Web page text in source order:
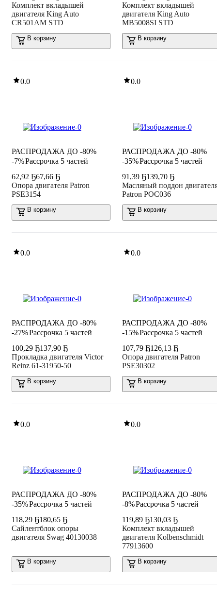
Комплект вкладышей
двигателя King Auto
CR501AM STD
В корзину
Комплект вкладышей
двигателя King Auto
MB5008SI STD
В корзину
0.0
-7%Рассрочка 5 частей
РАСПРОДАЖА ДО -80%
62,92 Ҕ67,66 Ҕ
Опора двигателя Patron
PSE3154
В корзину
0.0
-35%Рассрочка 5 частей
РАСПРОДАЖА ДО -80%
91 ,39 Ҕ139,70 Ҕ
Масляный поддон
Patron POC036
В корзину
0.0
-27%Рассрочка 5 частей
РАСПРОДАЖА ДО -80%
100,29 Ҕ137,90 Ҕ
Прокладка двигателя Victor
Reinz 61-31950-50
В корзину
0.0
-15%Рассрочка 5 частей
РАСПРОДАЖА ДО -80%
107,79 Ҕ126,13 Ҕ
Опора двигателя Patron
PSE30302
В корзину
0.0
-35%Рассрочка 5 частей
РАСПРОДАЖА ДО -80%
118,29 Ҕ180,65 Ҕ
Сайлентблок опоры
двигателя Swag 40130038
В корзину
0.0
-8%Рассрочка 5 частей
РАСПРОДАЖА ДО -80%
119,89 Ҕ130,03 Ҕ
Комплект вкладышей
двигателя Kolbenschmidt
77913600
В корзину